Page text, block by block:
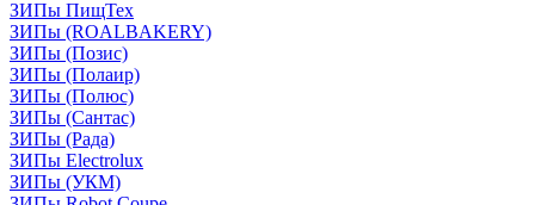
ЗИПы ПищТех
ЗИПы (ROALBAKERY)
ЗИПы (Позис)
ЗИПы (Полаир)
ЗИПы (Полюс)
ЗИПы (Сантас)
ЗИПы (Рада)
ЗИПы Electrolux
ЗИПы (УКМ)